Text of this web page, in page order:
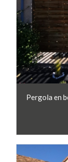
Pergola en